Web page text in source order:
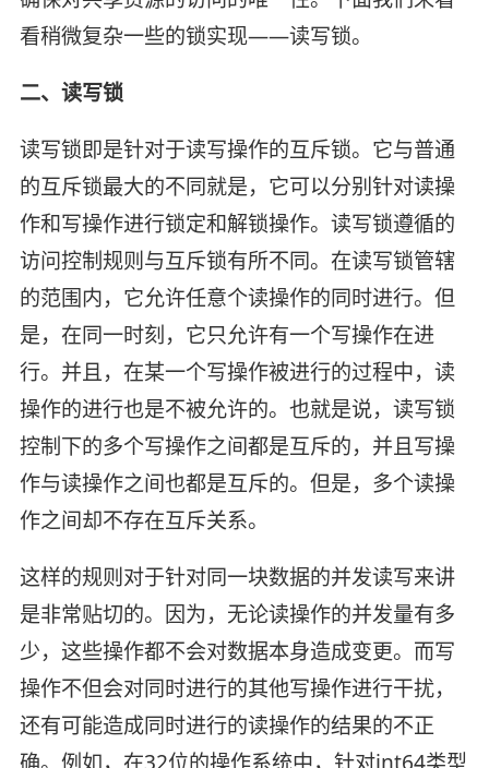
看稍微复杂一些的锁实现——读写锁。
二、读写锁
读写锁即是针对于读写操作的互斥锁。它与普通
的互斥锁最大的不同就是，它可以分别针对读操
作和写操作进行锁定和解锁操作。读写锁遵循的
访问控制规则与互斥锁有所不同。在读写锁管辖
的范围内，它允许任意个读操作的同时进行。但
是，在同一时刻，它只允许有一个写操作在进
行。并且，在某一个写操作被进行的过程中，读
操作的进行也是不被允许的。也就是说，读写锁
控制下的多个写操作之间都是互斥的，并且写操
作与读操作之间也都是互斥的。但是，多个读操
作之间却不存在互斥关系。
这样的规则对于针对同一块数据的并发读写来讲
是非常贴切的。因为，无论读操作的并发量有多
少，这些操作都不会对数据本身造成变更。而写
操作不但会对同时进行的其他写操作进行干扰，
还有可能造成同时进行的读操作的结果的不正
确。例如，在32位的操作系统中，针对int64类型